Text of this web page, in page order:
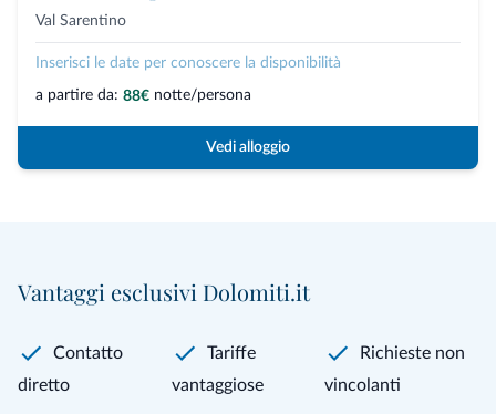
Val Sarentino
Inserisci le date per conoscere la disponibilità
a partire da: 88€ notte/persona
Vedi alloggio
Vantaggi esclusivi Dolomiti.it
Contatto
diretto
Tariffe
vantaggiose
Richieste non
vincolanti